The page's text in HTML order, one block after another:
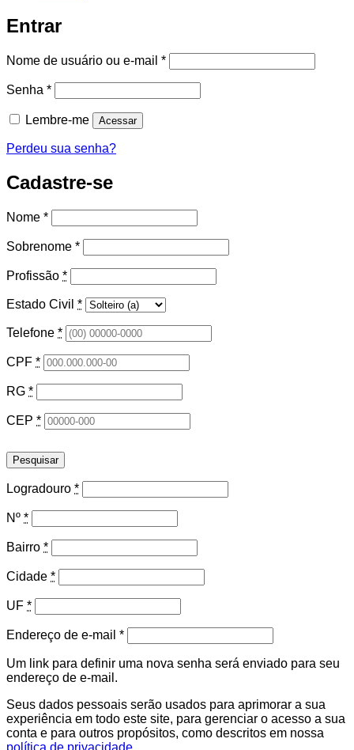
Entrar
Nome de usuário ou e-mail *Obrigatório
Senha *Obrigatório
Lembre-me Acessar
Perdeu sua senha?
Cadastre-se
Nome *
Sobrenome *
Profissão *
Estado Civil *
Telefone *
CPF *
RG *
CEP *
Pesquisar
Logradouro *
Nº *
Bairro *
Cidade *
UF *
Endereço de e-mail *Obrigatório
Um link para definir uma nova senha será enviado para seu
endereço de e-mail.
Seus dados pessoais serão usados para aprimorar a sua
experiência em todo este site, para gerenciar o acesso a sua
conta e para outros propósitos, como descritos em nossa
política de privacidade